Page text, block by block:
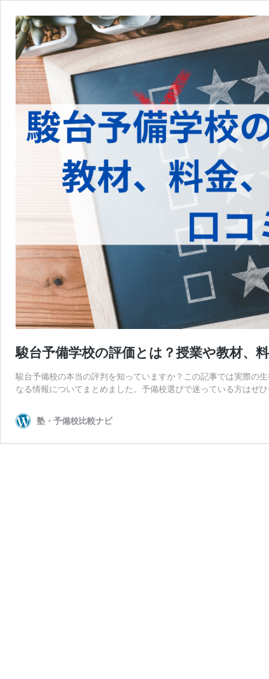
駿台予備学校の評価とは？授業や教材、
駿台予備校の本当の評判を知っていますか？この記事では実際の
なる情報についてまとめました。予備校選びで迷っている方はぜ
塾・予備校比較ナビ